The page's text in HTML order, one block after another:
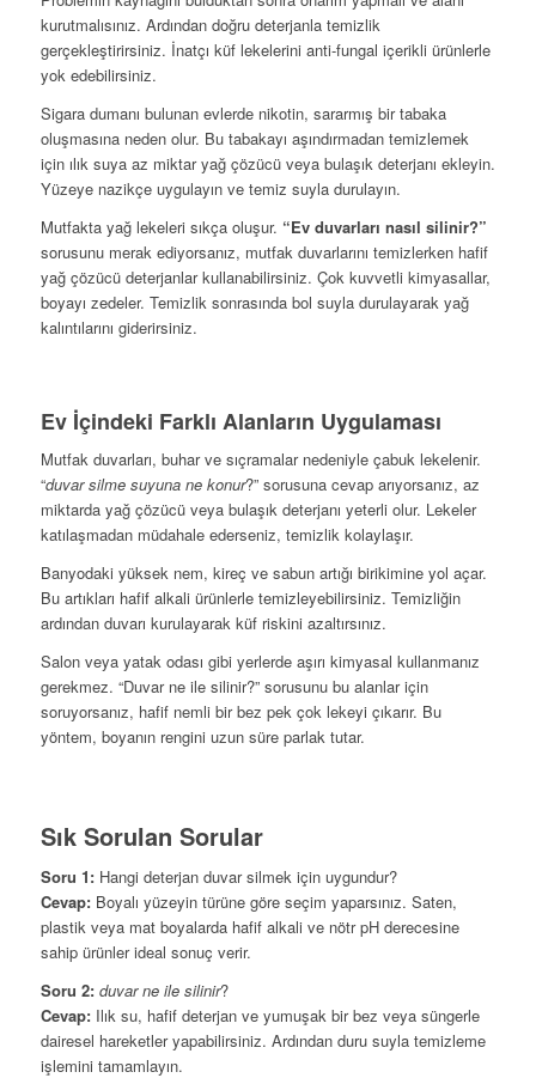
kurutmalısınız. Ardından doğru deterjanla temizlik
gerçekleştirirsiniz. İnatçı küf lekelerini anti-fungal içerikli ürünlerle
yok edebilirsiniz.
Sigara dumanı bulunan evlerde nikotin, sararmış bir tabaka
oluşmasına neden olur. Bu tabakayı aşındırmadan temizlemek
için ılık suya az miktar yağ çözücü veya bulaşık deterjanı ekleyin.
Yüzeye nazikçe uygulayın ve temiz suyla durulayın.
Mutfakta yağ lekeleri sıkça oluşur. “Ev duvarları nasıl silinir?”
sorusunu merak ediyorsanız, mutfak duvarlarını temizlerken hafif
yağ çözücü deterjanlar kullanabilirsiniz. Çok kuvvetli kimyasallar,
boyayı zedeler. Temizlik sonrasında bol suyla durulayarak yağ
kalıntılarını giderirsiniz.
Ev İçindeki Farklı Alanların Uygulaması
Mutfak duvarları, buhar ve sıçramalar nedeniyle çabuk lekelenir.
“duvar silme suyuna ne konur?” sorusuna cevap arıyorsanız, az
miktarda yağ çözücü veya bulaşık deterjanı yeterli olur. Lekeler
katılaşmadan müdahale ederseniz, temizlik kolaylaşır.
Banyodaki yüksek nem, kireç ve sabun artığı birikimine yol açar.
Bu artıkları hafif alkali ürünlerle temizleyebilirsiniz. Temizliğin
ardından duvarı kurulayarak küf riskini azaltırsınız.
Salon veya yatak odası gibi yerlerde aşırı kimyasal kullanmanız
gerekmez. “Duvar ne ile silinir?” sorusunu bu alanlar için
soruyorsanız, hafif nemli bir bez pek çok lekeyi çıkarır. Bu
yöntem, boyanın rengini uzun süre parlak tutar.
Sık Sorulan Sorular
Soru 1:Hangi deterjan duvar silmek için uygundur?
Cevap:Boyalı yüzeyin türüne göre seçim yaparsınız. Saten,
plastik veya mat boyalarda hafif alkali ve nötr pH derecesine
sahip ürünler ideal sonuç verir.
Soru 2: duvar ne ile silinir?
Cevap:Ilık su, hafif deterjan ve yumuşak bir bez veya süngerle
dairesel hareketler yapabilirsiniz. Ardından duru suyla temizleme
işlemini tamamlayın.